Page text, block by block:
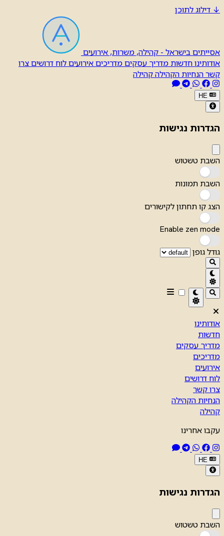
↓ דילוג לתוכן
אסייתים בישראל - קהילה, משרות, אירועים
אודותינוחדשות מדריך עסקיםמדריכיםאירועיםלוח דרושיםצרו
קשרהנחיות הקהילהקהילה
HE
הגדרות נגישות
השבת טשטוש
השבת תמונות
הצג קו תחתון לקישורים
Enable zen mode
גודל גופן
אודותינו
חדשות
מדריך עסקים
מדריכים
אירועים
לוח דרושים
צרו קשר
הנחיות הקהילה
קהילה
עקבו אחרינו
HE
הגדרות נגישות
השבת טשטוש